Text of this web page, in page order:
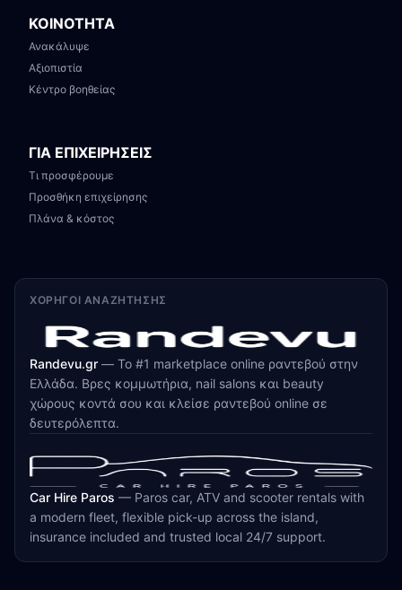
ΚΟΙΝΟΤΗΤΑ
Ανακάλυψε
Αξιοπιστία
Κέντρο βοηθείας
ΓΙΑ ΕΠΙΧΕΙΡΗΣΕΙΣ
Τι προσφέρουμε
Προσθήκη επιχείρησης
Πλάνα & κόστος
ΧΟΡΗΓΟΊ ΑΝΑΖΉΤΗΣΗΣ
Randevu.gr — Το #1 marketplace online ραντεβού στην
Ελλάδα. Βρες κομμωτήρια, nail salons και beauty
χώρους κοντά σου και κλείσε ραντεβού online σε
δευτερόλεπτα.
Car Hire Paros — Paros car, ATV and scooter rentals with
a modern fleet, flexible pick-up across the island,
insurance included and trusted local 24/7 support.